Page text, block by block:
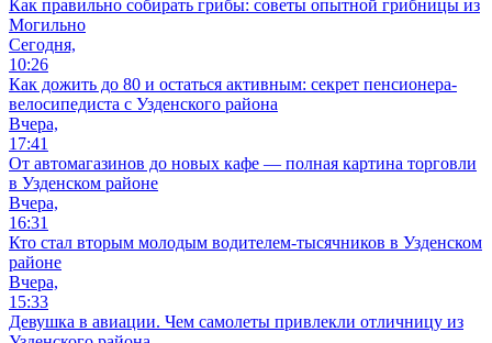
Как правильно собирать грибы: советы опытной грибницы из
Могильно
Сегодня,
10:26
Как дожить до 80 и остаться активным: секрет пенсионера-
велосипедиста с Узденского района
Вчера,
17:41
От автомагазинов до новых кафе — полная картина торговли
в Узденском районе
Вчера,
16:31
Кто стал вторым молодым водителем-тысячников в Узденском
районе
Вчера,
15:33
Девушка в авиации. Чем самолеты привлекли отличницу из